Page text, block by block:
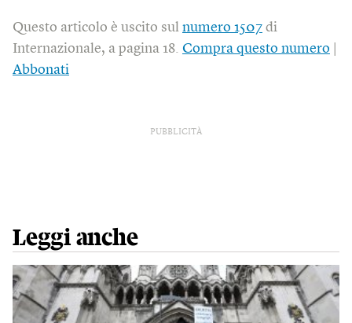
Questo articolo è uscito sul numero 1507 di
Internazionale, a pagina 18. Compra questo numero
Abbonati
PUBBLICITÀ
Leggi anche